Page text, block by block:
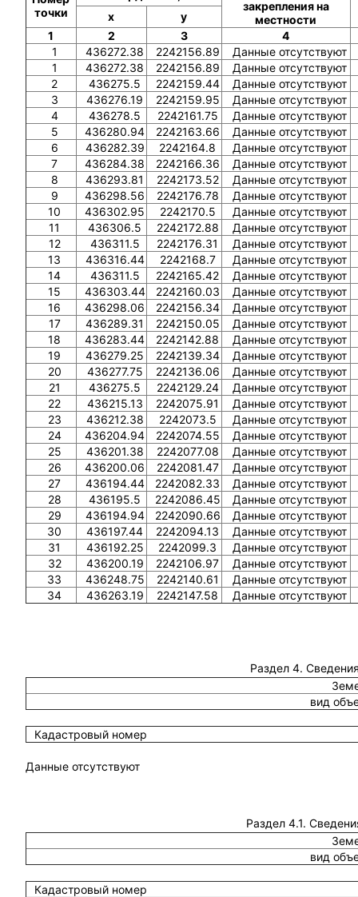
точки
закрепления на
местности
x
y
1
2 3
4
1
436272.38 2242156.89
Данные отсутствуют
1
436272.38 2242156.89
Данные отсутствуют
2
436275.5 2242159.44
Данные отсутствуют
3
436276.19 2242159.95
Данные отсутствуют
4
436278.5 2242161.75
Данные отсутствуют
5
436280.94 2242163.66
Данные отсутствуют
6
436282.39 2242164.8
Данные отсутствуют
7
436284.38 2242166.36
Данные отсутствуют
8
436293.81 2242173.52
Данные отсутствуют
9
436298.56 2242176.78
Данные отсутствуют
10
436302.95 2242170.5
Данные отсутствуют
11
436306.5 2242172.88
Данные отсутствуют
12
436311.5 2242176.31
Данные отсутствуют
13
436316.44 2242168.7
Данные отсутствуют
14
436311.5 2242165.42
Данные отсутствуют
15
436303.44 2242160.03
Данные отсутствуют
16
436298.06 2242156.34
Данные отсутствуют
17
436289.31 2242150.05
Данные отсутствуют
18
436283.44 2242142.88
Данные отсутствуют
19
436279.25 2242139.34
Данные отсутствуют
20
436277.75 2242136.06
Данные отсутствуют
21
436275.5 2242129.24
Данные отсутствуют
22
436215.13 2242075.91
Данные отсутствуют
23
436212.38 2242073.5
Данные отсутствуют
24
436204.94 2242074.55
Данные отсутствуют
25
436201.38 2242077.08
Данные отсутствуют
26
436200.06 2242081.47
Данные отсутствуют
27
436194.44 2242082.33
Данные отсутствуют
28
436195.5 2242086.45
Данные отсутствуют
29
436194.94 2242090.66
Данные отсутствуют
30
436197.44 2242094.13
Данные отсутствуют
31
436192.25 2242099.3
Данные отсутствуют
32
436200.19 2242106.97
Данные отсутствуют
33
436248.75 2242140.61
Данные отсутствуют
34
436263.19 2242147.58 Данные отсутствуют
Раздел 4.
вид
Кадастровый номер
Данные отсутствуют
Раздел 4.1.
вид
Кадастровый номер